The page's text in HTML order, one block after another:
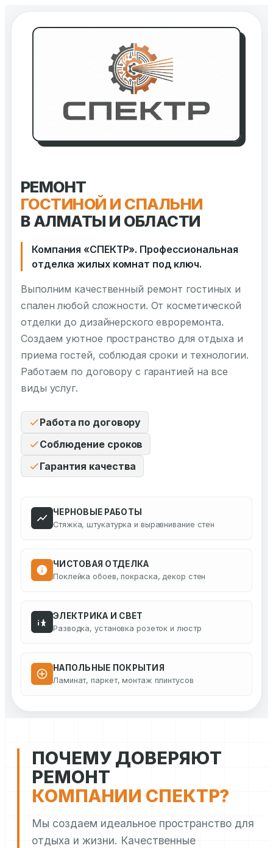
РЕМОНТ
ГОСТИНОЙ И СПАЛЬНИ
В АЛМАТЫ И ОБЛАСТИ
Компания «СПЕКТР». Профессиональная
отделка жилых комнат под ключ.
Выполним качественный ремонт гостиных и
спален любой сложности. От косметической
отделки до дизайнерского евроремонта.
Создаем уютное пространство для отдыха и
приема гостей, соблюдая сроки и технологии.
Работаем по договору с гарантией на все
виды услуг.
Работа по договору
Соблюдение сроков
Гарантия качества
ЧЕРНОВЫЕ РАБОТЫ
Стяжка, штукатурка и выравнивание стен
ЧИСТОВАЯ ОТДЕЛКА
Поклейка обоев, покраска, декор стен
ЭЛЕКТРИКА И СВЕТ
Разводка, установка розеток и люстр
НАПОЛЬНЫЕ ПОКРЫТИЯ
Ламинат, паркет, монтаж плинтусов
ПОЧЕМУ ДОВЕРЯЮТ
РЕМОНТ
КОМПАНИИ СПЕКТР?
Мы создаем идеальное пространство для
отдыха и жизни. Качественные